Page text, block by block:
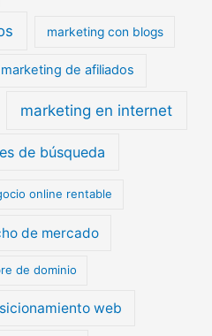
marketing con blogs
marketing de afiliados
marketing en internet
de búsqueda
online rentable
de mercado
de dominio
web